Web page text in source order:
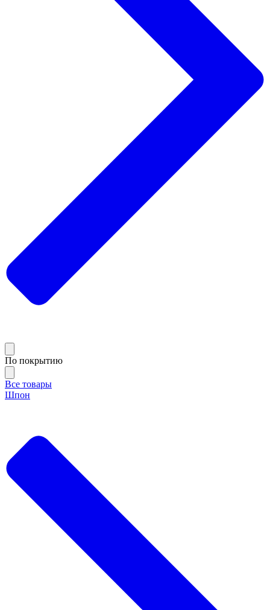
По покрытию
Все товары
Шпон